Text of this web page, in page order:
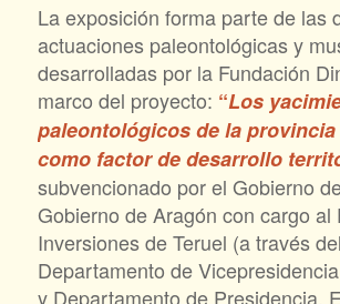
La exposición forma parte de las
actuaciones paleontológicas y
desarrolladas por la Fundación
marco del proyecto: “Los
paleontológicos de la provincia
como factor de desarrollo
subvencionado por el Gobierno
Gobierno de Aragón con cargo al
Inversiones de Teruel (a través del
Departamento de
y Departamento de Presidencia,